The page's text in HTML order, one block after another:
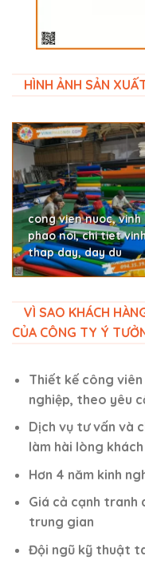
HÌNH ẢNH SẢN
cong vien nuoc, vinh
phao noi, chi tiet
thap day, day du
VÌ SAO KHÁCH
CỦA CÔNG TY Ý
Thiết kế công
nghiệp, theo yêu
Dịch vụ tư vấn và
làm hài lòng
Hơn 4 năm kinh
Giá cả cạnh tranh
trung gian
Đội ngũ kỹ thuật